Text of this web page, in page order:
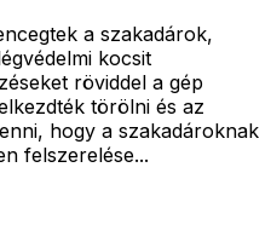
a szakadárok,
kocsit
röviddel a gép
törölni és az
hogy a szakadároknak
felszerelése...